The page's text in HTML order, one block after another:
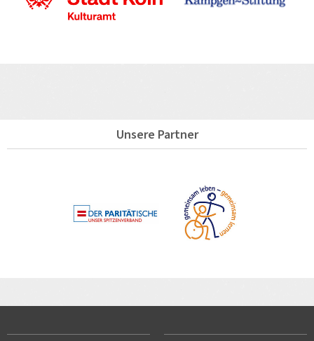
Unsere Partner